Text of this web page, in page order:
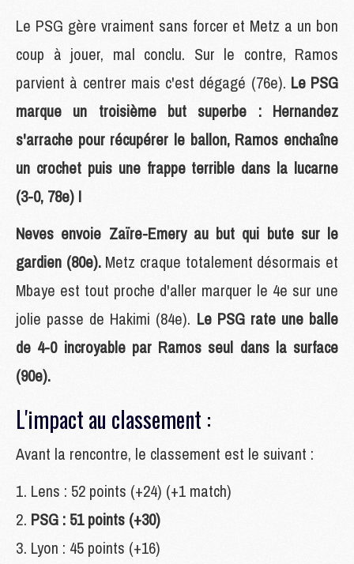
Le PSG gère vraiment sans forcer et Metz a un bon
coup à jouer, mal conclu. Sur le contre, Ramos
parvient à centrer mais c'est dégagé (76e). Le PSG
marque un troisième but superbe : Hernandez
s'arrache pour récupérer le ballon, Ramos enchaîne
un crochet puis une frappe terrible dans la lucarne
(3-0, 78e) !
Neves envoie Zaïre-Emery au but qui bute sur le
gardien (80e). Metz craque totalement désormais et
Mbaye est tout proche d'aller marquer le 4e sur une
jolie passe de Hakimi (84e). Le PSG rate une balle
de 4-0 incroyable par Ramos seul dans la surface
(90e).
L'impact au classement :
Avant la rencontre, le classement est le suivant :
Lens : 52 points (+24) (+1 match)
PSG : 51 points (+30)
Lyon : 45 points (+16)